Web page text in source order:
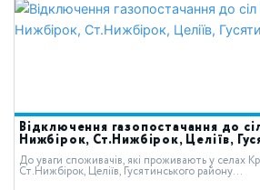
Відключення газопостачання до
Нижбірок, Ст.Нижбірок, Целіїв,
До уваги споживачів, які проживають у селах
Ст.Нижбірок, Целіїв, Гусятинського району...